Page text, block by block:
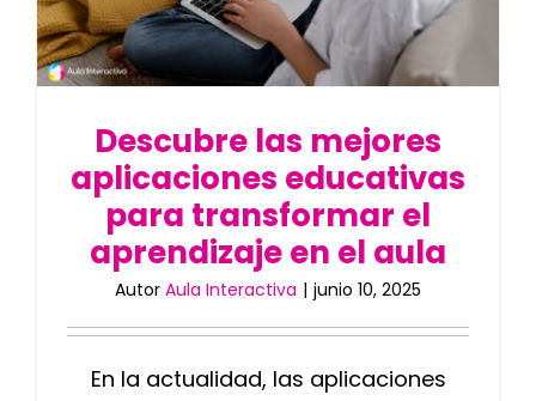
Soluciones
Cursos
Blog
Contacto
Descubre las mejores
aplicaciones educativas
para transformar el
aprendizaje en el aula
Autor Aula Interactiva | junio 10, 2025
En la actualidad, las aplicaciones